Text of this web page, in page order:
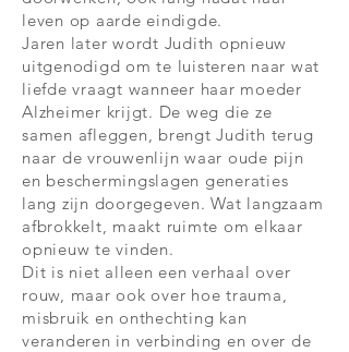
leven op aarde eindigde.
Jaren later wordt Judith opnieuw
uitgenodigd om te luisteren naar wat
liefde vraagt wanneer haar moeder
Alzheimer krijgt. De weg die ze
samen afleggen, brengt Judith terug
naar de vrouwenlijn waar oude pijn
en beschermingslagen generaties
lang zijn doorgegeven. Wat langzaam
afbrokkelt, maakt ruimte om elkaar
opnieuw te vinden.
Dit is niet alleen een verhaal over
rouw, maar ook over hoe trauma,
misbruik en onthechting kan
veranderen in verbinding en over de